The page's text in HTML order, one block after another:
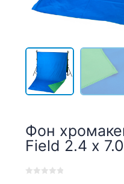
Фон
Field 2.4 х